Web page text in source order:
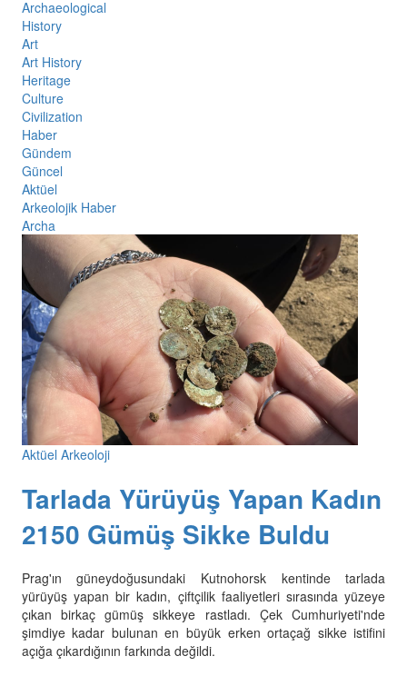
Archaeological
History
Art
Art History
Heritage
Culture
Civilization
Haber
Gündem
Güncel
Aktüel
Arkeolojik Haber
Archa
Aktüel Arkeoloji
Tarlada Yürüyüş Yapan Kadın
2150 Gümüş Sikke Buldu
Prag'ın güneydoğusundaki Kutnohorsk kentinde tarlada
yürüyüş yapan bir kadın, çiftçilik faaliyetleri sırasında yüzeye
çıkan birkaç gümüş sikkeye rastladı. Çek Cumhuriyeti'nde
şimdiye kadar bulunan en büyük erken ortaçağ sikke istifini
açığa çıkardığının farkında değildi.